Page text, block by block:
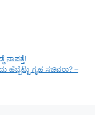
ನಾಪತ್ತೆ!
ಗೃಹ ಸಚಿವರಾ? –